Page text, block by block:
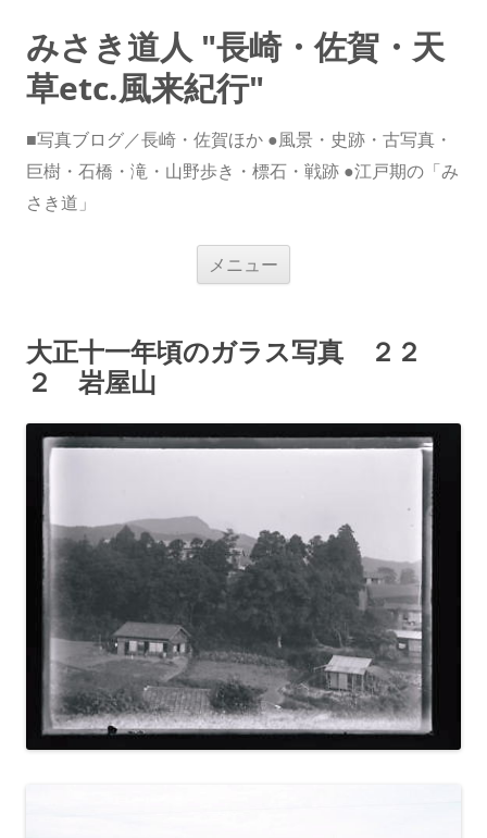
みさき道人 "長崎・佐賀・天
草etc.風来紀行"
■写真ブログ／長崎・佐賀ほか ●風景・史跡・古写真・
巨樹・石橋・滝・山野歩き・標石・戦跡 ●江戸期の「み
さき道」
メニュー
ス
キ
大正十一年頃のガラス写真 ２２
２ 岩屋山